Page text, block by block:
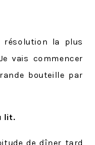
résolution la plus
vais commencer
bouteille par
lit.
de dîner tard